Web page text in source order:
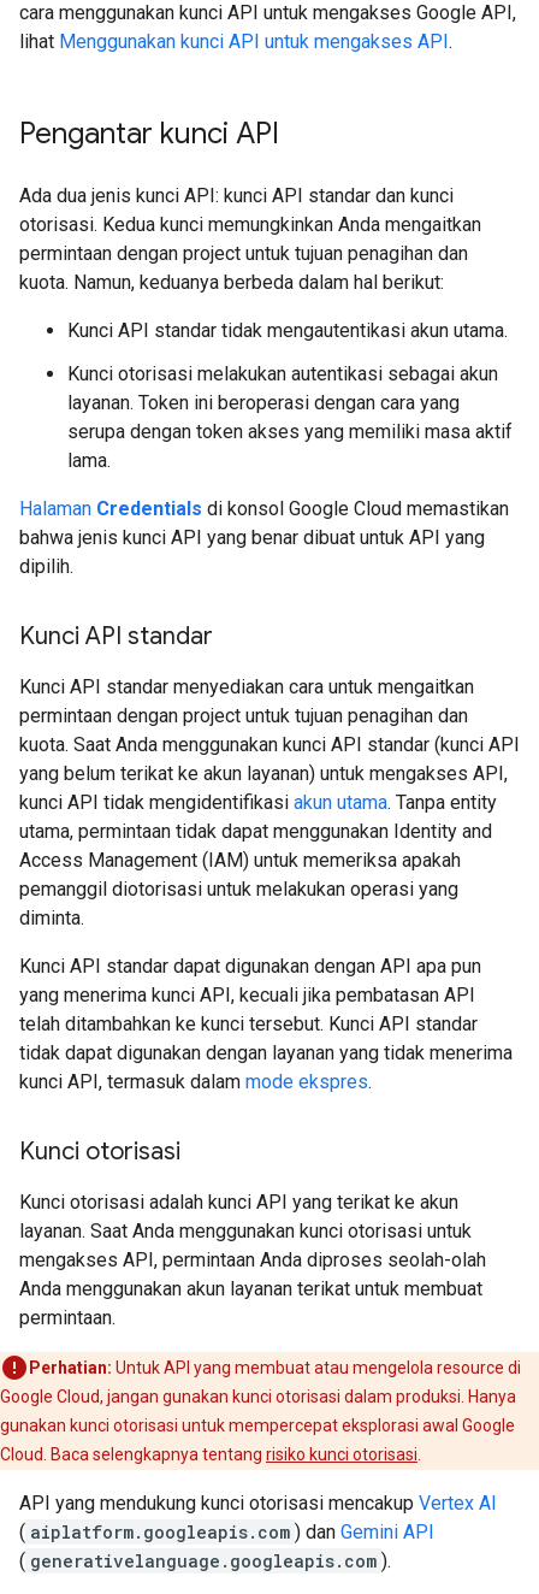
cara menggunakan kunci API untuk mengakses Google API,
lihat Menggunakan kunci API untuk mengakses API.
Pengantar kunci API
Ada dua jenis kunci API: kunci API standar dan kunci
otorisasi. Kedua kunci memungkinkan Anda mengaitkan
permintaan dengan project untuk tujuan penagihan dan
kuota. Namun, keduanya berbeda dalam hal berikut:
Kunci API standar tidak mengautentikasi akun utama.
Kunci otorisasi melakukan autentikasi sebagai akun
layanan. Token ini beroperasi dengan cara yang
serupa dengan token akses yang memiliki masa aktif
lama.
Halaman Credentials di konsol Google Cloud memastikan
bahwa jenis kunci API yang benar dibuat untuk API yang
dipilih.
Kunci API standar
Kunci API standar menyediakan cara untuk mengaitkan
permintaan dengan project untuk tujuan penagihan dan
kuota. Saat Anda menggunakan kunci API standar (kunci API
yang belum terikat ke akun layanan) untuk mengakses API,
kunci API tidak mengidentifikasi akun utama. Tanpa entity
utama, permintaan tidak dapat menggunakan Identity and
Access Management (IAM) untuk memeriksa apakah
pemanggil diotorisasi untuk melakukan operasi yang
diminta.
Kunci API standar dapat digunakan dengan API apa pun
yang menerima kunci API, kecuali jika pembatasan API
telah ditambahkan ke kunci tersebut. Kunci API standar
tidak dapat digunakan dengan layanan yang tidak menerima
kunci API, termasuk dalam mode ekspres.
Kunci otorisasi
Kunci otorisasi adalah kunci API yang terikat ke akun
layanan. Saat Anda menggunakan kunci otorisasi untuk
mengakses API, permintaan Anda diproses seolah-olah
Anda menggunakan akun layanan terikat untuk membuat
permintaan.
Perhatian: Untuk API yang membuat atau mengelola resource di
Google Cloud, jangan gunakan kunci otorisasi dalam produksi. Hanya
gunakan kunci otorisasi untuk mempercepat eksplorasi awal Google
Cloud. Baca selengkapnya tentang risiko kunci otorisasi
API yang mendukung kunci otorisasi mencakup Vertex AI
( aiplatform.googleapis.com ) dan Gemini API
( generativelanguage.googleapis.com ).